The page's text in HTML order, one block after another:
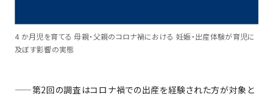
4 か月児を育てる 母親・父親のコロナ禍における 妊娠・出産体験が育児に
及ぼす影響の実態
——第2回の調査はコロナ禍での出産を経験された方が対象と